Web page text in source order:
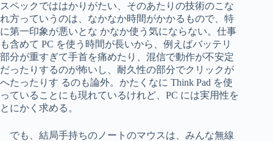
スペックでははかりがたい、そのあたりの技術のこな
れ方っていうのは、なかなか時間がかかるもので、特
に第一印象が悪いとな かなか使う気にならない。仕事
も含めて PC を使う時間が長いから、例えばバッテリ
部分が重すぎて手首を痛めたり、混信で動作が不安定
だったりするのが怖いし、耐久性の部分でクリックが
へたったりす るのも論外。かたくなに Think Pad を使
っていることにも現れているけれど、PC には実用性を
とにかく求める。
でも、結局手持ちのノートのマウスは、みんな無線